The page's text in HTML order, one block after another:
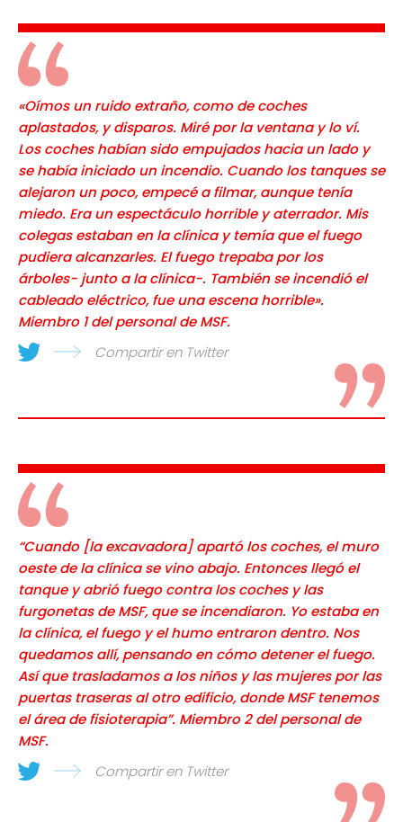
«Oímos un ruido extraño, como de coches
aplastados, y disparos. Miré por la ventana y lo ví.
Los coches habían sido empujados hacia un lado y
se había iniciado un incendio. Cuando los tanques se
alejaron un poco, empecé a filmar, aunque tenía
miedo. Era un espectáculo horrible y aterrador. Mis
colegas estaban en la clínica y temía que el fuego
pudiera alcanzarles. El fuego trepaba por los
árboles- junto a la clínica-. También se incendió el
cableado eléctrico, fue una escena horrible».
Miembro 1 del personal de MSF.
Compartir en Twitter
“Cuando [la excavadora] apartó los coches, el muro
oeste de la clínica se vino abajo. Entonces llegó el
tanque y abrió fuego contra los coches y las
furgonetas de MSF, que se incendiaron. Yo estaba en
la clínica, el fuego y el humo entraron dentro. Nos
quedamos allí, pensando en cómo detener el fuego.
Así que trasladamos a los niños y las mujeres por las
puertas traseras al otro edificio, donde MSF tenemos
el área de fisioterapia”. Miembro 2 del personal de
MSF.
Compartir en Twitter